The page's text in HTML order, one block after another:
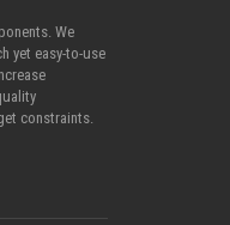
We
yet easy-to-use
constraints.